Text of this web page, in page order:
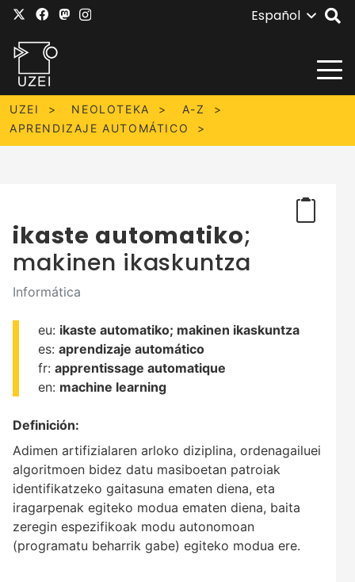
Español
UZEI NEOLOTEKA
A-Z
APRENDIZAJE AUTOMÁTICO
ikaste automatiko;
makinen ikaskuntza
Informática
eu: ikaste automatiko; makinen ikaskuntza
es: aprendizaje automático
fr: apprentissage automatique
en: machine learning
Definición:
Adimen artifizialaren arloko diziplina, ordenagailuei
algoritmoen bidez datu masiboetan patroiak
identifikatzeko gaitasuna ematen diena, eta
iragarpenak egiteko modua ematen diena, baita
zeregin espezifikoak modu autonomoan
(programatu beharrik gabe) egiteko modua ere.